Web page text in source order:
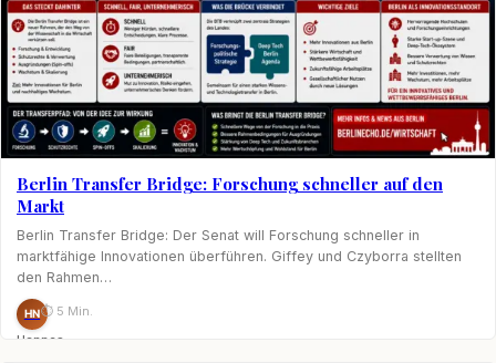
Berlin Transfer Bridge: Forschung schneller auf den
Markt
Berlin Transfer Bridge: Der Senat will Forschung schneller in
marktfähige Innovationen überführen. Giffey und Czyborra stellten
den Rahmen…
HN
Hannes
⏱ 5 Min.